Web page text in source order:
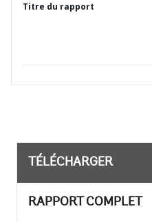
Titre du rapport
TÉLÉCHARGER
RAPPORT COMPLET